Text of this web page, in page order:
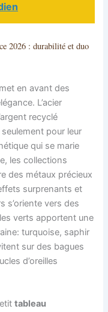
2026 : durabilité et duo
en avant des
L’acier
recyclé
pour leur
qui se marie
les collections
des métaux précieux
surprenants et
s’oriente vers des
verts apportent une
turquoise, saphir
sur des bagues
d’oreilles
tableau